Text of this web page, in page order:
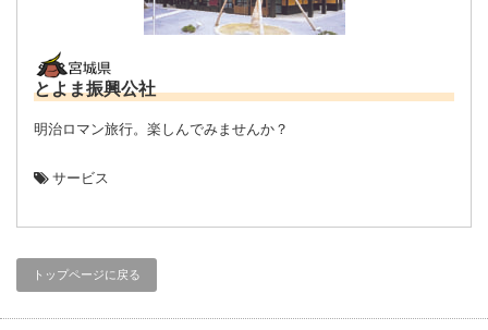
とよま振興公社
明治ロマン旅行。楽しんでみませんか？
サービス
トップページに戻る